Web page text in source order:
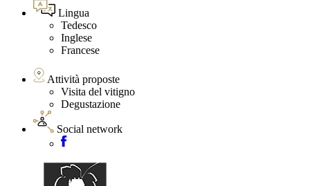
Lingua
Tedesco
Inglese
Francese
Attività proposte
Visita del vitigno
Degustazione
Social network